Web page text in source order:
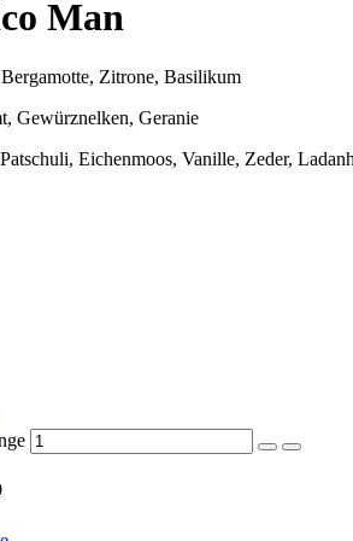
Man
Zitrone, Basilikum
Gewürznelken, Geranie
Eichenmoos, Vanille, Zeder,